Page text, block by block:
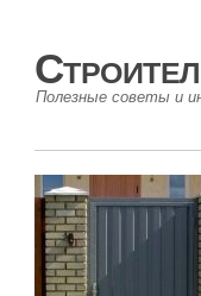
Полезные советы и